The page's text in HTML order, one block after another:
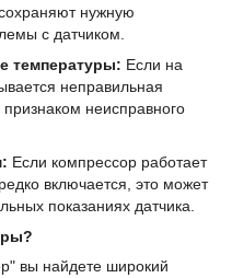
нужную
с датчиком.
температуры: Если на
неправильная
неисправного
Если компрессор работает
включается, это может
показаниях датчика.
вы найдете широкий